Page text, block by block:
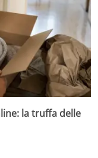
la truffa delle